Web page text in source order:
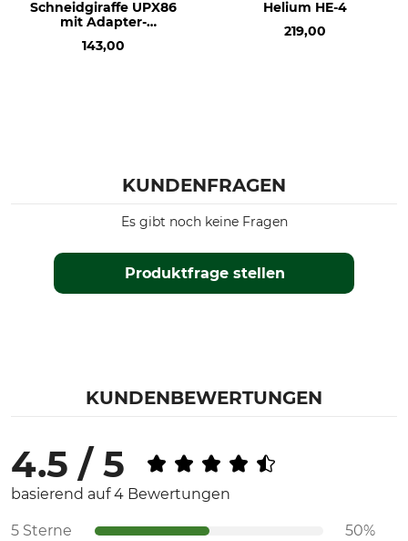
Schneidgiraffe UPX86
mit Adapter-
143,00
Helium HE-4
219,00
KUNDENFRAGEN
Produktfrage stellen
Es gibt noch keine Fragen
KUNDENBEWERTUNGEN
4.5 / 5
basierend auf 4 Bewertungen
5 Sterne
50%